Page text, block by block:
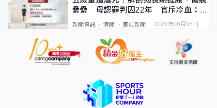
纍纍 母認罪判囚22年 官斥冷血：同
類案最惡劣
新聞資訊 港聞 首頁新聞 2026年08月05日